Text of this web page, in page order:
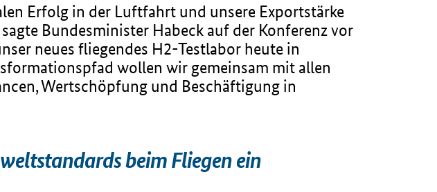
Erfolg in der Luftfahrt und unsere Exportstärke
Bundesminister Habeck auf der Konferenz vor
neues fliegendes H2-Testlabor heute in
wollen wir gemeinsam mit allen
Wertschöpfung und Beschäftigung in
beim Fliegen ein